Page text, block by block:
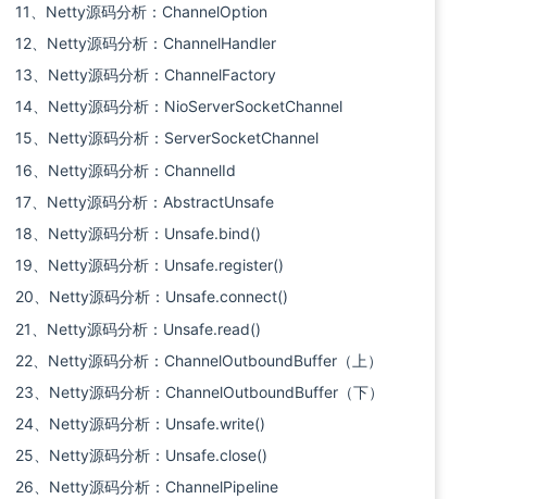
11、Netty源码分析：ChannelOption
12、Netty源码分析：ChannelHandler
13、Netty源码分析：ChannelFactory
14、Netty源码分析：NioServerSocketChannel
15、Netty源码分析：ServerSocketChannel
16、Netty源码分析：ChannelId
17、Netty源码分析：AbstractUnsafe
18、Netty源码分析：Unsafe.bind()
19、Netty源码分析：Unsafe.register()
20、Netty源码分析：Unsafe.connect()
21、Netty源码分析：Unsafe.read()
22、Netty源码分析：ChannelOutboundBuffer（上）
23、Netty源码分析：ChannelOutboundBuffer（下）
24、Netty源码分析：Unsafe.write()
25、Netty源码分析：Unsafe.close()
26、Netty源码分析：ChannelPipeline